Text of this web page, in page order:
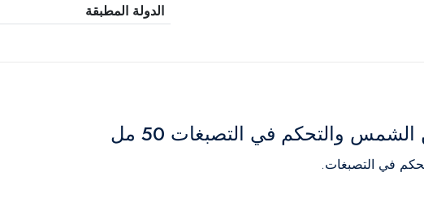
الدولة المطبقة
والتحكم في التصبغات 50 مل
في التصبغات.